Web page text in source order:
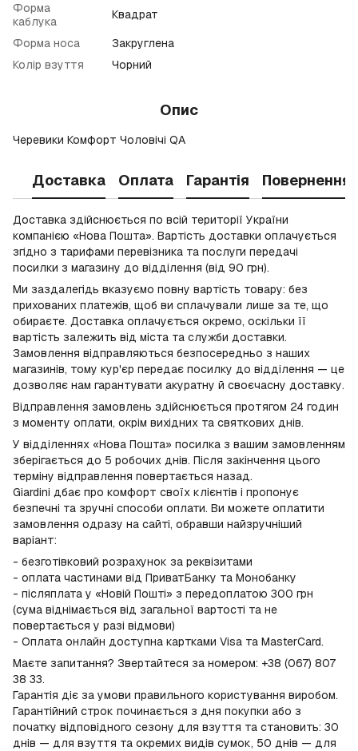
Форма
каблука
Квадрат
Форма носа
Закруглена
Колір взуття
Чорний
Опис
Черевики Комфорт Чоловічі QA
Доставка Оплата Гарантія Повернення
Доставка здійснюється по всій території України
компанією «Нова Пошта». Вартість доставки оплачується
згідно з тарифами перевізника та послуги передачі
посилки з магазину до відділення (від 90 грн).
Ми заздалегідь вказуємо повну вартість товару: без
прихованих платежів, щоб ви сплачували лише за те, що
обираєте. Доставка оплачується окремо, оскільки її
вартість залежить від міста та служби доставки.
Замовлення відправляються безпосередньо з наших
магазинів, тому кур'єр передає посилку до відділення — це
дозволяє нам гарантувати акуратну й своєчасну доставку.
Відправлення замовлень здійснюється протягом 24 годин
з моменту оплати, окрім вихідних та святкових днів.
У відділеннях «Нова Пошта» посилка з вашим замовленням
зберігається до 5 робочих днів. Після закінчення цього
терміну відправлення повертається назад.
Giardini дбає про комфорт своїх клієнтів і пропонує
безпечні та зручні способи оплати. Ви можете оплатити
замовлення одразу на сайті, обравши найзручніший
варіант:
- безготівковий розрахунок за реквізитами
- оплата частинами від ПриватБанку та Монобанку
- післяплата у «Новій Пошті» з передоплатою 300 грн
(сума віднімається від загальної вартості та не
повертається у разі відмови)
- Оплата онлайн доступна картками Visa та MasterCard.
Маєте запитання? Звертайтеся за номером: +38 (067) 807
38 33.
Гарантія діє за умови правильного користування виробом.
Гарантійний строк починається з дня покупки або з
початку відповідного сезону для взуття та становить: 30
днів — для взуття та окремих видів сумок, 50 днів — для